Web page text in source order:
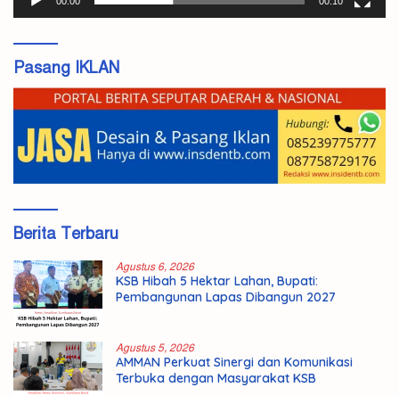
Pasang IKLAN
Berita Terbaru
Agustus 6, 2026
KSB Hibah 5 Hektar Lahan, Bupati:
Pembangunan Lapas Dibangun 2027
Agustus 5, 2026
AMMAN Perkuat Sinergi dan Komunikasi
Terbuka dengan Masyarakat KSB